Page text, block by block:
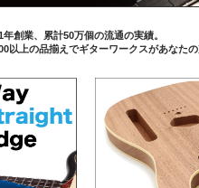
創業、累計50万個の流通の実績。
上の品揃えでギターワークスがあなた